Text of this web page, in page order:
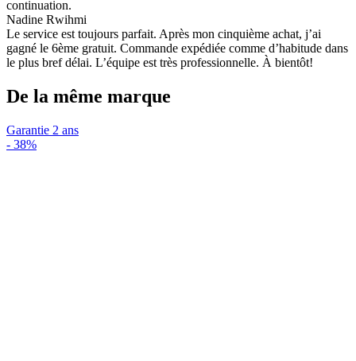
continuation.
Nadine Rwihmi
Le service est toujours parfait. Après mon cinquième achat, j’ai
gagné le 6ème gratuit. Commande expédiée comme d’habitude dans
le plus bref délai. L’équipe est très professionnelle. À bientôt!
De la même marque
Garantie 2 ans
- 38%